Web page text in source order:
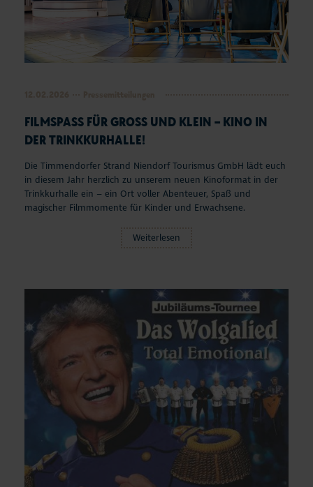
FILMSPASS FÜR GROSS UND KLEIN – KINO IN DE
R TRINKKURHALLE!
Die Timmendorfer Strand Niendorf Tourismus GmbH lädt euch
in diesem Jahr herzlich zu unserem neuen Kinoformat in der
Trinkkurhalle ein – ein Ort voller Abenteuer, Spaß und
magischer Filmmomente für Kinder und Erwachsene.
Weiterlesen